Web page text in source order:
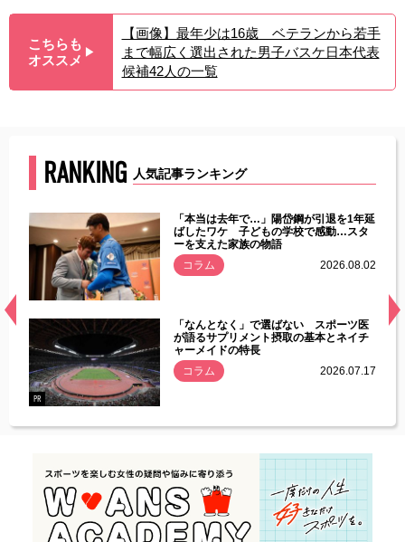
こちらも
オススメ ▶︎
【画像】最年少は16歳 ベテランから若手
まで幅広く選出された男子バスケ日本代表
候補42人の一覧
RANKING 人気記事ランキング
常
「本当は去年で…」陽岱鋼が引退を1年延
ばしたワケ 子どもの学校で感動…スタ
ーを支えた家族の物語
コラム
2026.08.02
PR
「なんとなく」で選ばない スポーツ医
が語るサプリメント摂取の基本とネイチ
ャーメイドの特長
コラム
2026.07.17